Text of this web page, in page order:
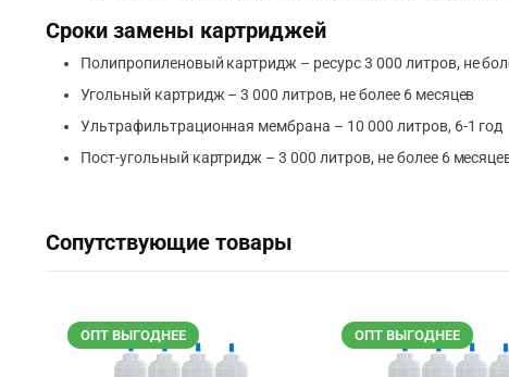
Сроки замены картриджей
Полипропиленовый картридж – ресурс 3 000 литров, не
Угольный картридж – 3 000 литров, не более 6 месяцев
Ультрафильтрационная мембрана – 10 000 литров, 6-1 год
Пост-угольный картридж – 3 000 литров, не более 6
Сопутствующие товары
ОПТ ВЫГОДНЕЕ ОПТ ВЫГОДНЕЕ